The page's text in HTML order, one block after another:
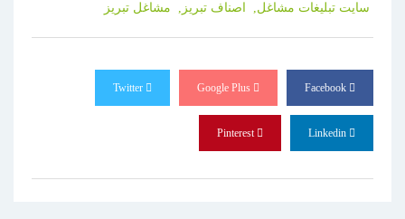
سایت تبلیغات مشاغل,
اصناف تبریز, مشاغل تبریز
Pinterest